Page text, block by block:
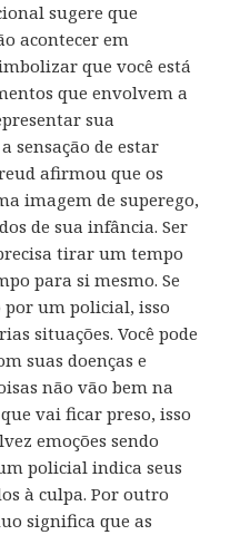
sugere que
acontecer em
que você está
que envolvem a
sua
sensação de estar
afirmou que os
imagem de superego,
de sua infância. Ser
tirar um tempo
para si mesmo. Se
por um policial, isso
situações. Você pode
suas doenças e
não vão bem na
vai ficar preso, isso
emoções sendo
policial indica seus
à culpa. Por outro
significa que as